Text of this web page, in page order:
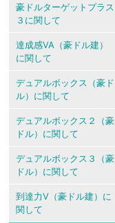
豪ドルターゲットプラス
３に関して
達成感VA（豪ドル建）
に関して
デュアルボックス（豪ド
ル）に関して
デュアルボックス２（豪
ドル）に関して
デュアルボックス３（豪
ドル）に関して
到達力V（豪ドル建）に
関して